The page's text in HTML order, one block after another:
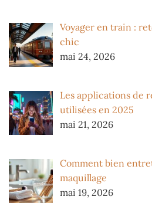
Voyager en train :
chic
mai 24, 2026
Les applications de
utilisées en 2025
mai 21, 2026
Comment bien
maquillage
mai 19, 2026